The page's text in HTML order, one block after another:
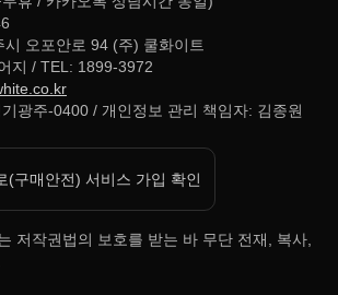
오포안로 94 (주) 쿨화이트
지 / TEL: 1899-3972
광주-0400 / 개인정보 관리 책임자: 김종원
(구매안전) 서비스 가입 확인
저작권법의 보호를 받는 바 무단 전재, 복사,